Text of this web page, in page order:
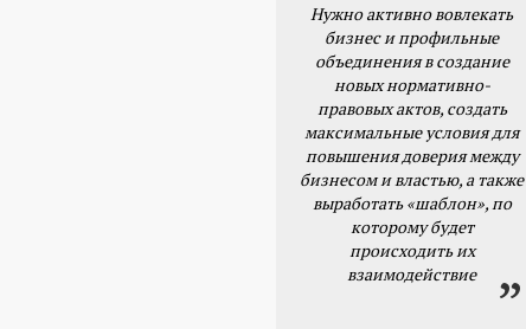
Нужно активно вовлекать
бизнес и профильные
объединения в создание
новых нормативно-
правовых актов, создать
максимальные условия для
повышения доверия между
бизнесом и властью, а также
выработать «шаблон», по
которому будет
происходить их
взаимодействие